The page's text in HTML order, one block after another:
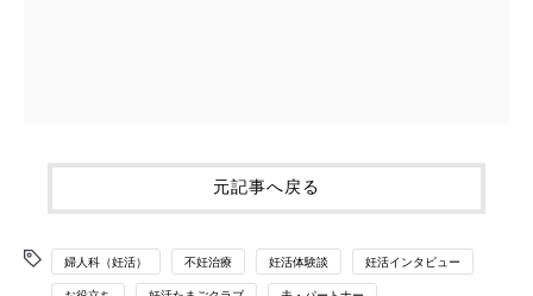
元記事へ戻る
婦人科（妊活） 不妊治療 妊活体験談 妊活インタビュー